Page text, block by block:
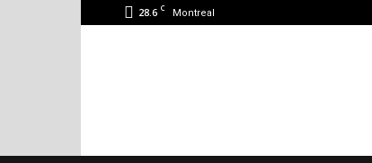
28.6 C Montreal